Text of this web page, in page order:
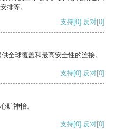
排等。
支持[0] 反对[0]
全球覆盖和最高安全性的连接。
支持[0] 反对[0]
旷神怡。
支持[0] 反对[0]